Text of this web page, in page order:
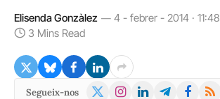
Elisenda Gonzàlez
4 - febrer - 2014 · 11:48
3 Mins Read
Segueix-nos
X
Instagram
LinkedInTelegramFacebook
RSS